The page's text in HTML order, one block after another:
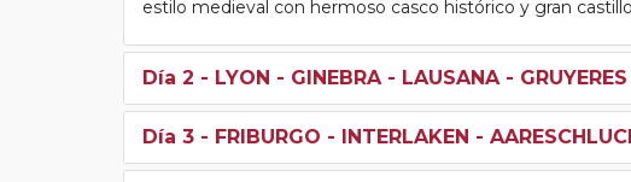
estilo medieval con hermoso casco histórico y gran
Día 2 - LYON - GINEBRA - LAUSANA -
Día 3 - FRIBURGO - INTERLAKEN -